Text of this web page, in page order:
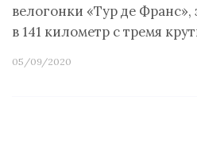
велогонки «Тур де
в 141 километр с тремя
05/09/2020